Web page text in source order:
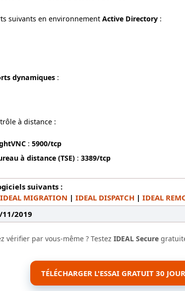
suivants en environnementActive Directory :
dynamiques :
à distance :
:5900/tcp
à distance (TSE) :3389/tcp
suivants :
IDEAL MIGRATION |IDEAL DISPATCH |IDEAL
2019
vérifier par vous-même ? Testez IDEAL Secure
TÉLÉCHARGER L'ESSAI GRATUIT 30